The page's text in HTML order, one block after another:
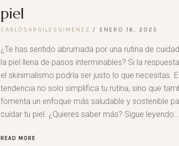
piel
CARLOSARGILESGIMENEZ ENERO 16, 2025
¿Te has sentido abrumada por una rutina de
la piel llena de pasos interminables? Si la
el skinimalismo podría ser justo lo que necesitas.
tendencia no solo simplifica tu rutina, sino que
fomenta un enfoque más saludable y sostenible
cuidar tu piel. ¿Quieres saber más? Sigue leyendo...
READ MORE